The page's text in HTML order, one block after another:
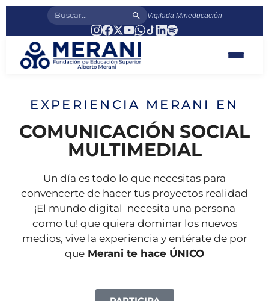
Vigilada Mineducación
EXPERIENCIA MERANI EN
COMUNICACIÓN SOCIAL
MULTIMEDIAL
Un día es todo lo que necesitas para
convencerte de hacer tus proyectos realidad
¡El mundo digital necesita una persona
como tu! que quiera dominar los nuevos
medios, vive la experiencia y entérate de por
que Merani te hace ÚNICO